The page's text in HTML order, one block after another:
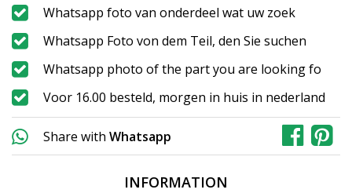
Whatsapp foto van onderdeel wat uw zoek
Whatsapp Foto von dem Teil, den Sie suchen
Whatsapp photo of the part you are looking fo
Voor 16.00 besteld, morgen in huis in nederland
Share with Whatsapp
INFORMATION